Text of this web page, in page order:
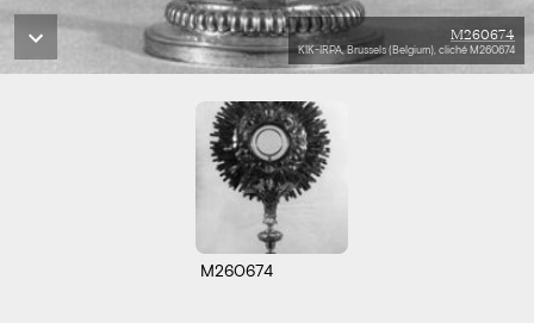
M260674
KIK-IRPA, Brussels (Belgium), cliché M260674
M260674